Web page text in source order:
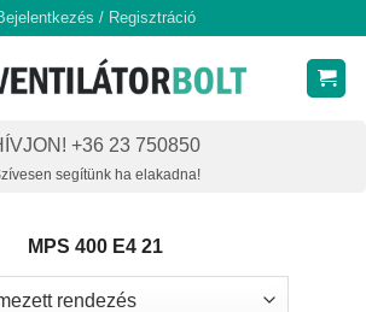
/ Regisztráció
+36 23 750850
segítünk ha elakadna!
MPS 400 E4 21